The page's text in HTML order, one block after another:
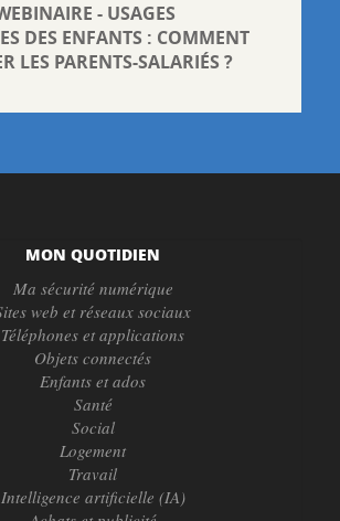
- USAGES
DES ENFANTS : COMMENT
LES PARENTS-SALARIÉS ?
MON QUOTIDIEN
Ma sécurité numérique
web et réseaux sociaux
Téléphones et applications
Objets connectés
Enfants et ados
Santé
Social
Logement
Travail
Intelligence artificielle (IA)